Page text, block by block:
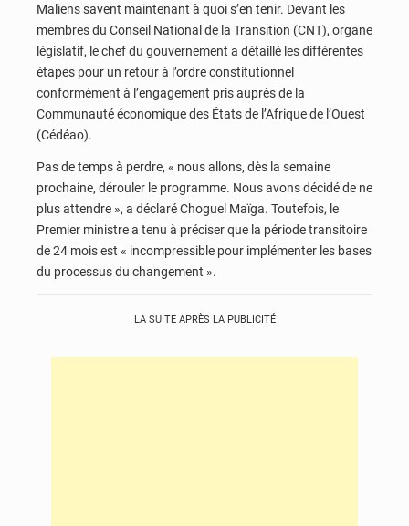
Maliens savent maintenant à quoi s’en tenir. Devant les
membres du Conseil National de la Transition (CNT), organe
législatif, le chef du gouvernement a détaillé les différentes
étapes pour un retour à l’ordre constitutionnel
conformément à l’engagement pris auprès de la
Communauté économique des États de l’Afrique de l’Ouest
(Cédéao).
Pas de temps à perdre, « nous allons, dès la semaine
prochaine, dérouler le programme. Nous avons décidé de ne
plus attendre », a déclaré Choguel Maïga. Toutefois, le
Premier ministre a tenu à préciser que la période transitoire
de 24 mois est « incompressible pour implémenter les bases
du processus du changement ».
LA SUITE APRÈS LA PUBLICITÉ